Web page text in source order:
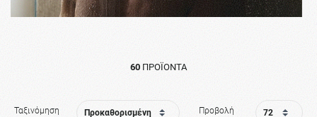
60 ΠΡΟΪΌΝΤΑ
Ταξινόμηση Προβολή